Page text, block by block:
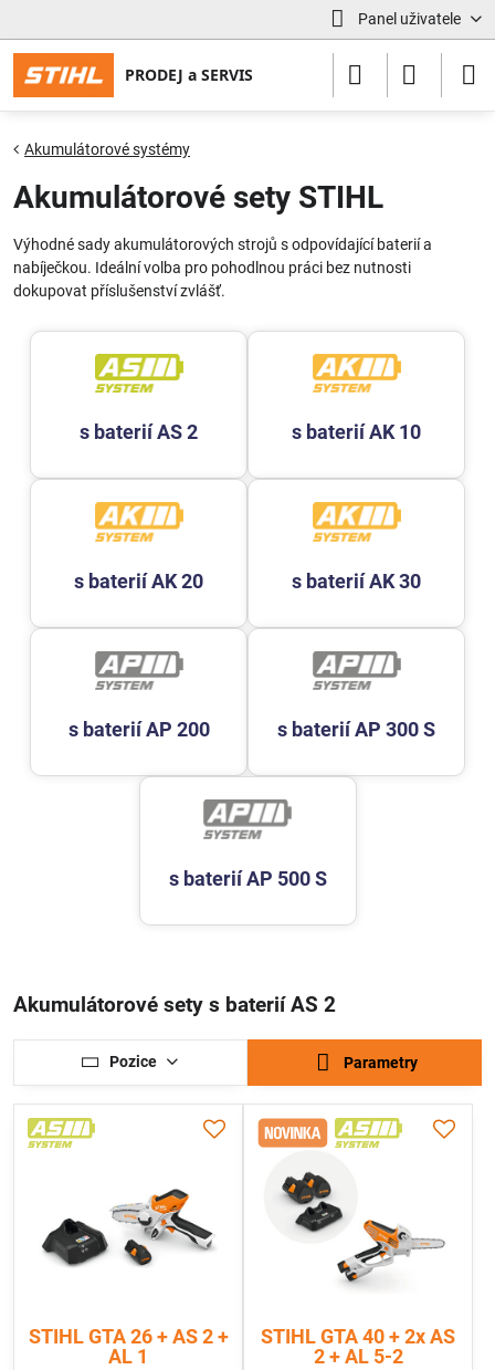
Panel uživatele
Akumulátorové systémy
Akumulátorové sety STIHL
Výhodné sady akumulátorových strojů s odpovídající baterií a
nabíječkou. Ideální volba pro pohodlnou práci bez nutnosti
dokupovat příslušenství zvlášť.
s baterií AS 2 s baterií AK 10
s baterií AK 20 s baterií AK 30
s baterií AP 200 s baterií AP 300 S
s baterií AP 500 S
Akumulátorové sety s baterií AS 2
Pozice Parametry
STIHL GTA 26 + AS 2 +
AL 1
STIHL GTA 40 + 2x AS
2 + AL 5-2